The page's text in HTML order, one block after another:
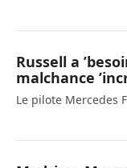
Russell a
malchance
Le pilote Mercedes